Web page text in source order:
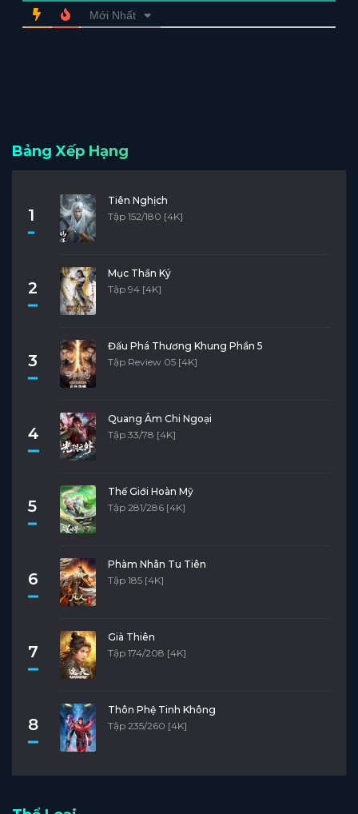
Mới Nhất
Bảng Xếp Hạng
1
Tiên Nghịch
Tập 152/180 [4K]
2
Mục Thần Ký
Tập 94 [4K]
3
Đấu Phá Thương Khung Phần 5
Tập Review 05 [4K]
4
Quang Âm Chi Ngoại
Tập 33/78 [4K]
5
Thế Giới Hoàn Mỹ
Tập 281/286 [4K]
6
Phàm Nhân Tu Tiên
Tập 185 [4K]
7
Già Thiên
Tập 174/208 [4K]
8
Thôn Phệ Tinh Không
Tập 235/260 [4K]